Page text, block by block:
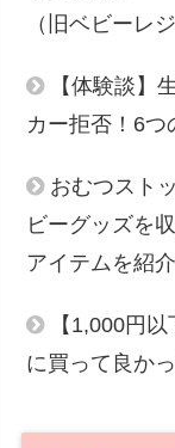
（旧ベビーレ
【体験談】
カー拒否！6つ
おむつスト
ビーグッズを
アイテムを紹介
【1,000円
に買って良か